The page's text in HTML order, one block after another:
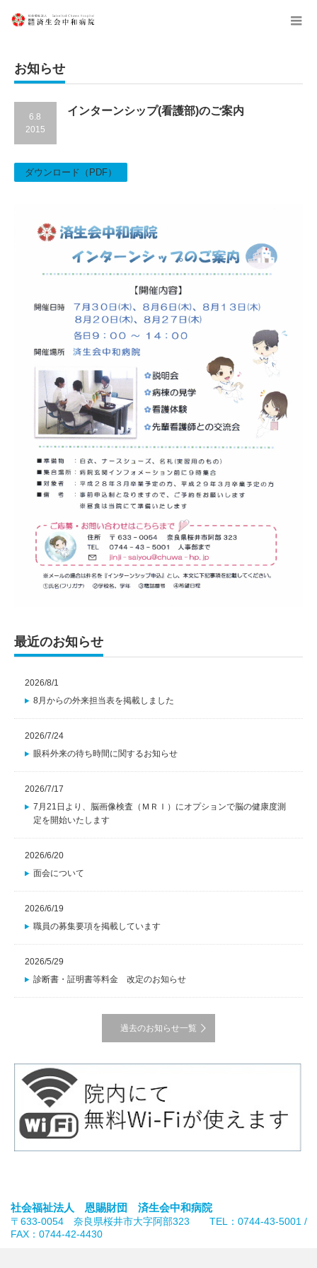
menu
お知らせ
6.8
2015
インターンシップ(看護部)のご案内
ダウンロード（PDF）
最近のお知らせ
2026/8/1
8月からの外来担当表を掲載しました
2026/7/24
眼科外来の待ち時間に関するお知らせ
2026/7/17
7月21日より、脳画像検査（ＭＲＩ）にオプションで脳の健康度測
定を開始いたします
2026/6/20
面会について
2026/6/19
職員の募集要項を掲載しています
2026/5/29
診断書・証明書等料金 改定のお知らせ
過去のお知らせ一覧
社会福祉法人 恩賜財団 済生会中和病院
〒633-0054 奈良県桜井市大字阿部323 TEL：0744-43-5001 /
FAX：0744-42-4430